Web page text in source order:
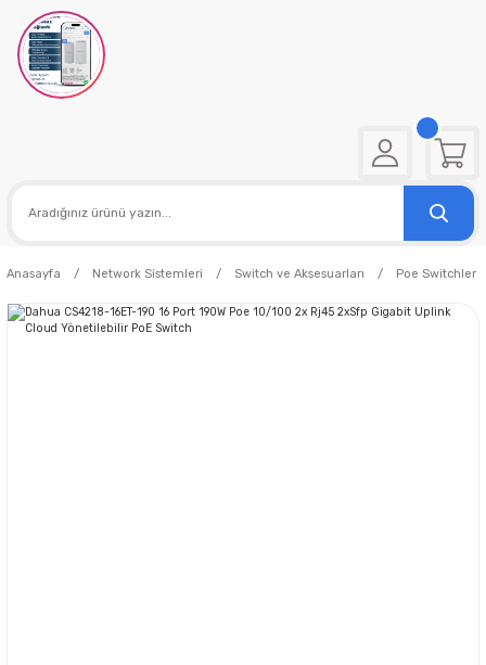
Anasayfa Network Sistemleri Switch ve Aksesuarları Poe Switchler